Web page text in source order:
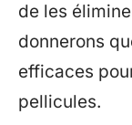
de les
donnerons
efficaces
pellicules.